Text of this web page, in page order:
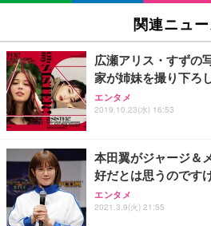
関連ニュー
広瀬アリス・すずの
家が姉妹を撮り下ろ
エンタメ
2019.10.23(水) 16:53
本田翼がジャージ＆
好だとは思うのです
エンタメ
2021.3.9(火) 21:55